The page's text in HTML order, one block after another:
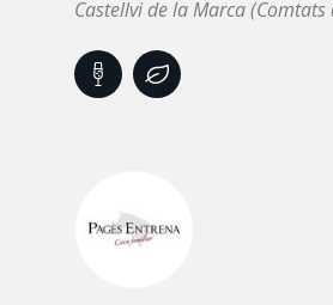
Castellvi de la Marca